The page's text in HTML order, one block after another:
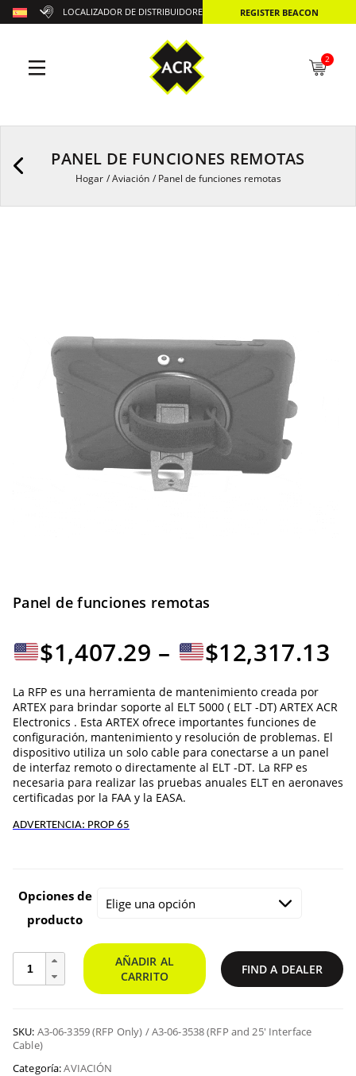
PANEL DE FUNCIONES REMOTAS
Hogar /Aviación /Panel de funciones remotas
Panel de funciones remotas
$1,407.29 – $12,317.13
La RFP es una herramienta de mantenimiento creada por
ARTEX para brindar soporte al ELT 5000 ( ELT -DT) ARTEX ACR
Electronics . Esta ARTEX ofrece importantes funciones de
configuración, mantenimiento y resolución de problemas. El
dispositivo utiliza un solo cable para conectarse a un panel
de interfaz remoto o directamente al ELT -DT. La RFP es
necesaria para realizar las pruebas anuales ELT en aeronaves
certificadas por la FAA y la EASA.
ADVERTENCIA: PROP 65
Opciones de
producto
AÑADIR AL
CARRITO
FIND A DEALER
SKU: A3-06-3359 (RFP Only) / A3-06-3538 (RFP and 25' Interface
Cable)
Categoría:AVIACIÓN
2
LOCALIZADOR DE DISTRIBUIDORES REGISTER BEACON